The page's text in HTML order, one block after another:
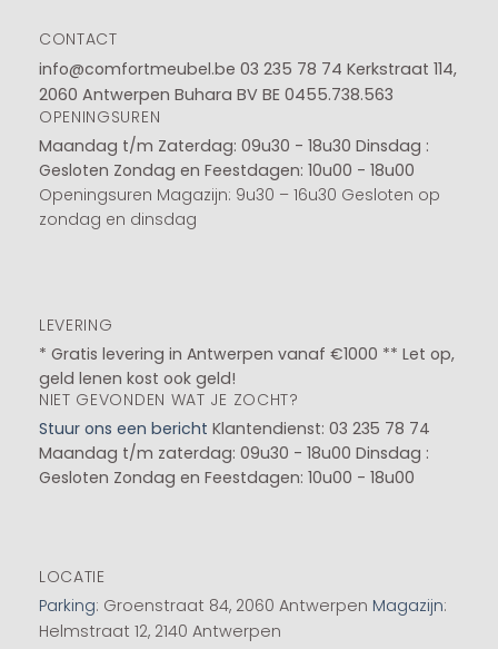
CONTACT
info@comfortmeubel.be 03 235 78 74 Kerkstraat 114,
2060 Antwerpen Buhara BV BE 0455.738.563
OPENINGSUREN
Maandag t/m Zaterdag: 09u30 - 18u30 Dinsdag :
Gesloten Zondag en Feestdagen: 10u00 - 18u00
Openingsuren Magazijn: 9u30 – 16u30 Gesloten op
zondag en dinsdag
LEVERING
* Gratis levering in Antwerpen vanaf €1000 ** Let op,
geld lenen kost ook geld!
NIET GEVONDEN WAT JE ZOCHT?
Stuur ons een bericht Klantendienst: 03 235 78 74
Maandag t/m zaterdag: 09u30 - 18u00 Dinsdag :
Gesloten Zondag en Feestdagen: 10u00 - 18u00
LOCATIE
Parking: Groenstraat 84, 2060 Antwerpen Magazijn:
Helmstraat 12, 2140 Antwerpen